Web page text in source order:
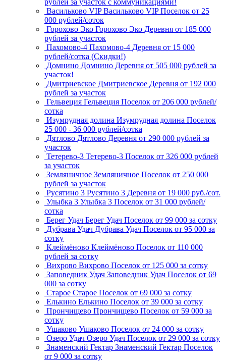
рублей за участок с коммуникациями!
Васильково VIP Васильково VIP Поселок от 25
000 рублей/соток
Горохово Эко Горохово Эко Деревня от 185 000
рублей за участок
Пахомово-4 Пахомово-4 Деревня от 15 000
рублей/сотка (Скидки!)
Домнино Домнино Деревня от 505 000 рублей за
участок!
Дмитриевское Дмитриевское Деревня от 192 000
рублей за участок
Гельвеция Гельвеция Поселок от 206 000 рублей/
сотка
Изумрудная долина Изумрудная долина Поселок
25 000 - 36 000 рублей/сотка
Дятлово Дятлово Деревня от 290 000 рублей за
участок
Тетерево-3 Тетерево-3 Поселок от 326 000 рублей
за участок
Земляничное Земляничное Поселок от 250 000
рублей за участок
Русятино 3 Русятино 3 Деревня от 19 000 руб./сот.
Улыбка 3 Улыбка 3 Поселок от 31 000 рублей/
сотка
Берег Удач Берег Удач Поселок от 99 000 за сотку
Дубрава Удач Дубрава Удач Поселок от 95 000 за
сотку
Клеймёново Клеймёново Поселок от 110 000
рублей за сотку
Вихрово Вихрово Поселок от 125 000 за сотку
Заповедник Удач Заповедник Удач Поселок от 69
000 за сотку
Старое Старое Поселок от 69 000 за сотку
Елькино Елькино Поселок от 39 000 за сотку
Прончищево Прончищево Поселок от 59 000 за
сотку
Ушаково Ушаково Поселок от 24 000 за сотку
Озеро Удач Озеро Удач Поселок от 29 000 за сотку
Знаменский Гектар Знаменский Гектар Поселок
от 9 000 за сотку